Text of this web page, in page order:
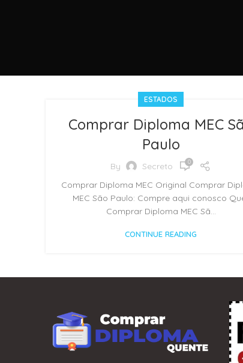
ESTADOS
Comprar Diploma MEC
Paulo
By Secreto 0
Comprar Diploma MEC Original Comprar
MEC São Paulo: Compre aqui conosco
Comprar Diploma MEC Sã...
CONTINUE READING